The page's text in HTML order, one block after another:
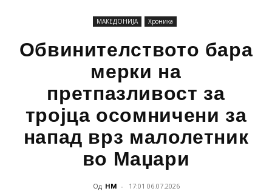
МАКЕДОНИЈА Хроника
Обвинителството бара
мерки на
претпазливост за
тројца осомничени за
напад врз малолетник
во Маџари
Од НМ - 17:01 06.07.2026